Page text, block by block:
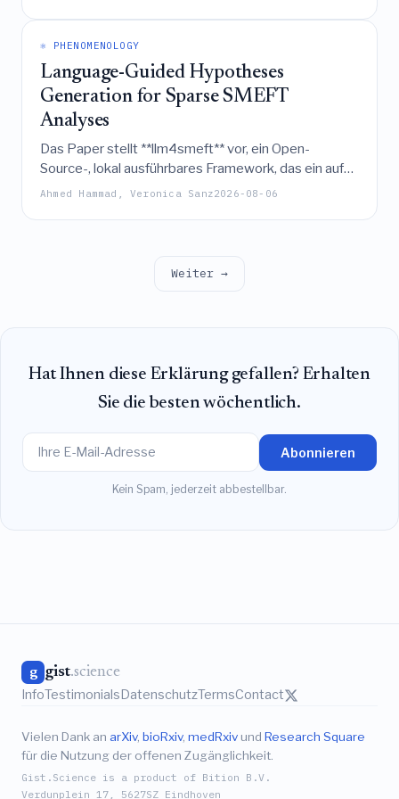
Skalierungsgesetz folgt, das durch eine Standard-
zentralen Ladung beschrieben wird.
⚛️ PHENOMENOLOGY
Language-Guided Hypotheses
Generation for Sparse SMEFT
Analyses
Das Paper stellt **llm4smeft** vor, ein Open-
Source-, lokal ausführbares Framework, das ein auf
Literatur feinabgestimmtes Sprachmodell mit
automatisieren und dadurch die Abhängigkeit von
Ahmed Hammad, Veronica Sanz2026-08-06
Weiter →
Hat Ihnen diese Erklärung gefallen? Erhalten
Sie die besten wöchentlich.
Abonnieren
Kein Spam, jederzeit abbestellbar.
g gist.science
InfoTestimonialsDatenschutzTermsContact
Vielen Dank an arXiv, bioRxiv, medRxiv und Research Square
für die Nutzung der offenen Zugänglichkeit.
Gist.Science is a product of Bition B.V.
Verdunplein 17, 5627SZ Eindhoven